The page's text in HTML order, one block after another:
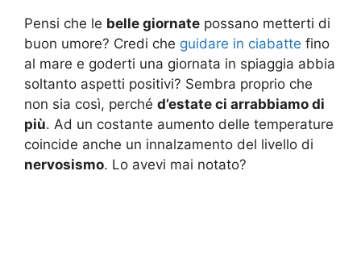
Pensi che le belle giornate possano metterti di
buon umore? Credi che guidare in ciabatte fino
al mare e goderti una giornata in spiaggia abbia
soltanto aspetti positivi? Sembra proprio che
non sia così, perché d’estate ci arrabbiamo di
più. Ad un costante aumento delle temperature
coincide anche un innalzamento del livello di
nervosismo. Lo avevi mai notato?